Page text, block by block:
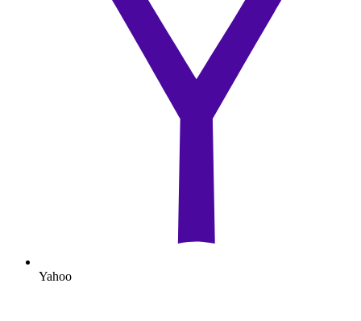
Yahoo